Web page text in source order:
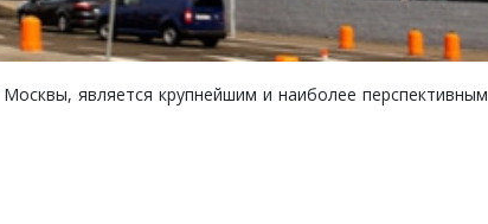
является крупнейшим и наиболее